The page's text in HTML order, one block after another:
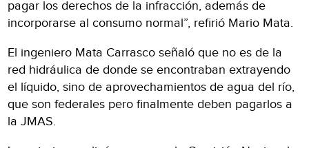
pagar los derechos de la infracción, además de
incorporarse al consumo normal”, refirió Mario Mata.
El ingeniero Mata Carrasco señaló que no es de la
red hidráulica de donde se encontraban extrayendo
el líquido, sino de aprovechamientos de agua del río,
que son federales pero finalmente deben pagarlos a
la JMAS.